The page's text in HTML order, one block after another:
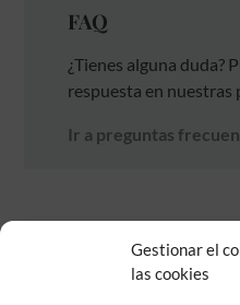
Gestionar el
las cookies
FAQ
¿Tienes alguna duda?
respuesta en
Ir a preguntas